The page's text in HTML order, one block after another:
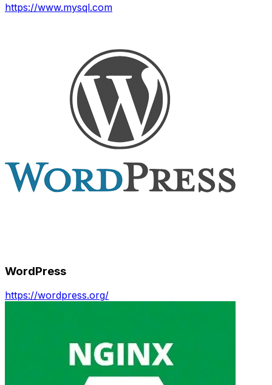
https://www.mysql.com
WordPress
https://wordpress.org/